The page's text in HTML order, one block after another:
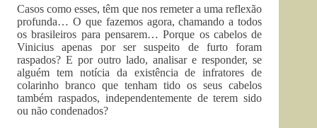
Casos como esses, têm que nos remeter a uma reflexão
profunda… O que fazemos agora, chamando a todos
os brasileiros para pensarem… Porque os cabelos de
Vinicius apenas por ser suspeito de furto foram
raspados? E por outro lado, analisar e responder, se
alguém tem notícia da existência de infratores de
colarinho branco que tenham tido os seus cabelos
também raspados, independentemente de terem sido
ou não condenados?